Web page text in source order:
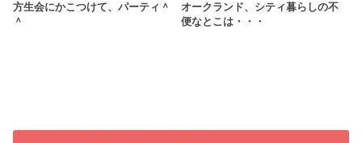
方生会にかこつけて、パーティ＾
＾
オークランド、シティ暮らしの不
便なとこは・・・